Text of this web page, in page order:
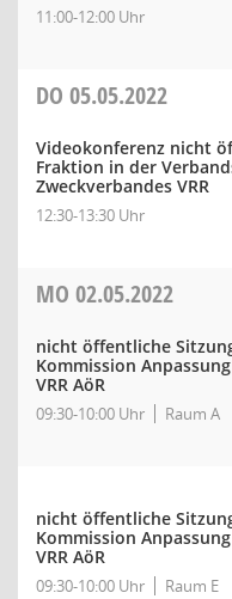
11:00-12:00 Uhr
DO 05.05.2022
Videokonferenz nicht
Fraktion in der
Zweckverbandes VRR
12:30-13:30 Uhr
MO 02.05.2022
nicht öffentliche
Kommission
VRR AöR
09:30-10:00 Uhr Raum A
nicht öffentliche
Kommission
VRR AöR
09:30-10:00 Uhr Raum E